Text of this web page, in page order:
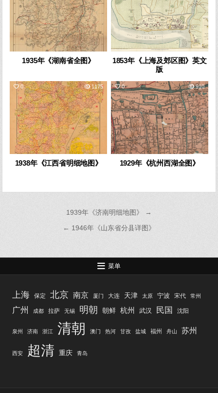
1935年《湖南省全图》
1853年《上海及郊区图》英文
版
0 1175
1938年《江西省明细地图》
0 910
1929年《杭州西湖全图》
航
1939年《济南明细地图》 →
← 1946年《山东省分县详图》
菜单
上海 保定 北京 南京 厦门 大连 天津 太原 宁波 宋代 常州
广州 成都 拉萨 无锡 明朝 朝鲜 杭州 武汉 民国 沈阳
泉州 济南 浙江 清朝 澳门 热河 甘孜 盐城 福州 舟山 苏州
西安 超清 重庆 青岛